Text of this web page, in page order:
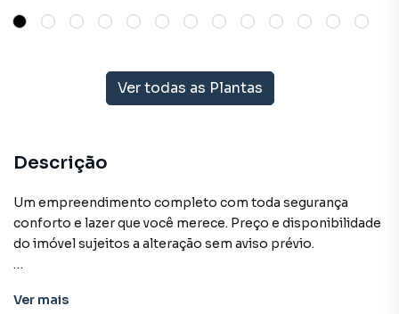
Ver todas as Plantas
Descrição
Um empreendimento completo com toda segurança
conforto e lazer que você merece. Preço e disponibilidade
do imóvel sujeitos a alteração sem aviso prévio.
• Academia
Ver mais